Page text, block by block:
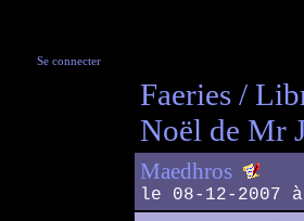
Se connecter
Faeries /
Noël de Mr
Maedhros
le 08-12-2007 à